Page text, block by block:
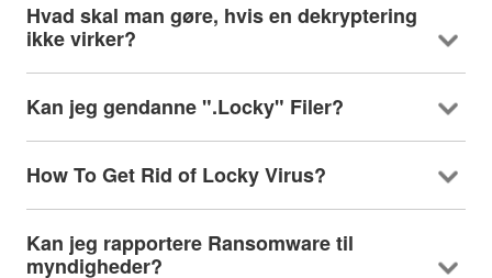
Hvad skal man gøre, hvis en dekryptering
ikke virker?
Kan jeg gendanne ".Locky" Filer?
How To Get Rid of Locky Virus?
Kan jeg rapportere Ransomware til
myndigheder?